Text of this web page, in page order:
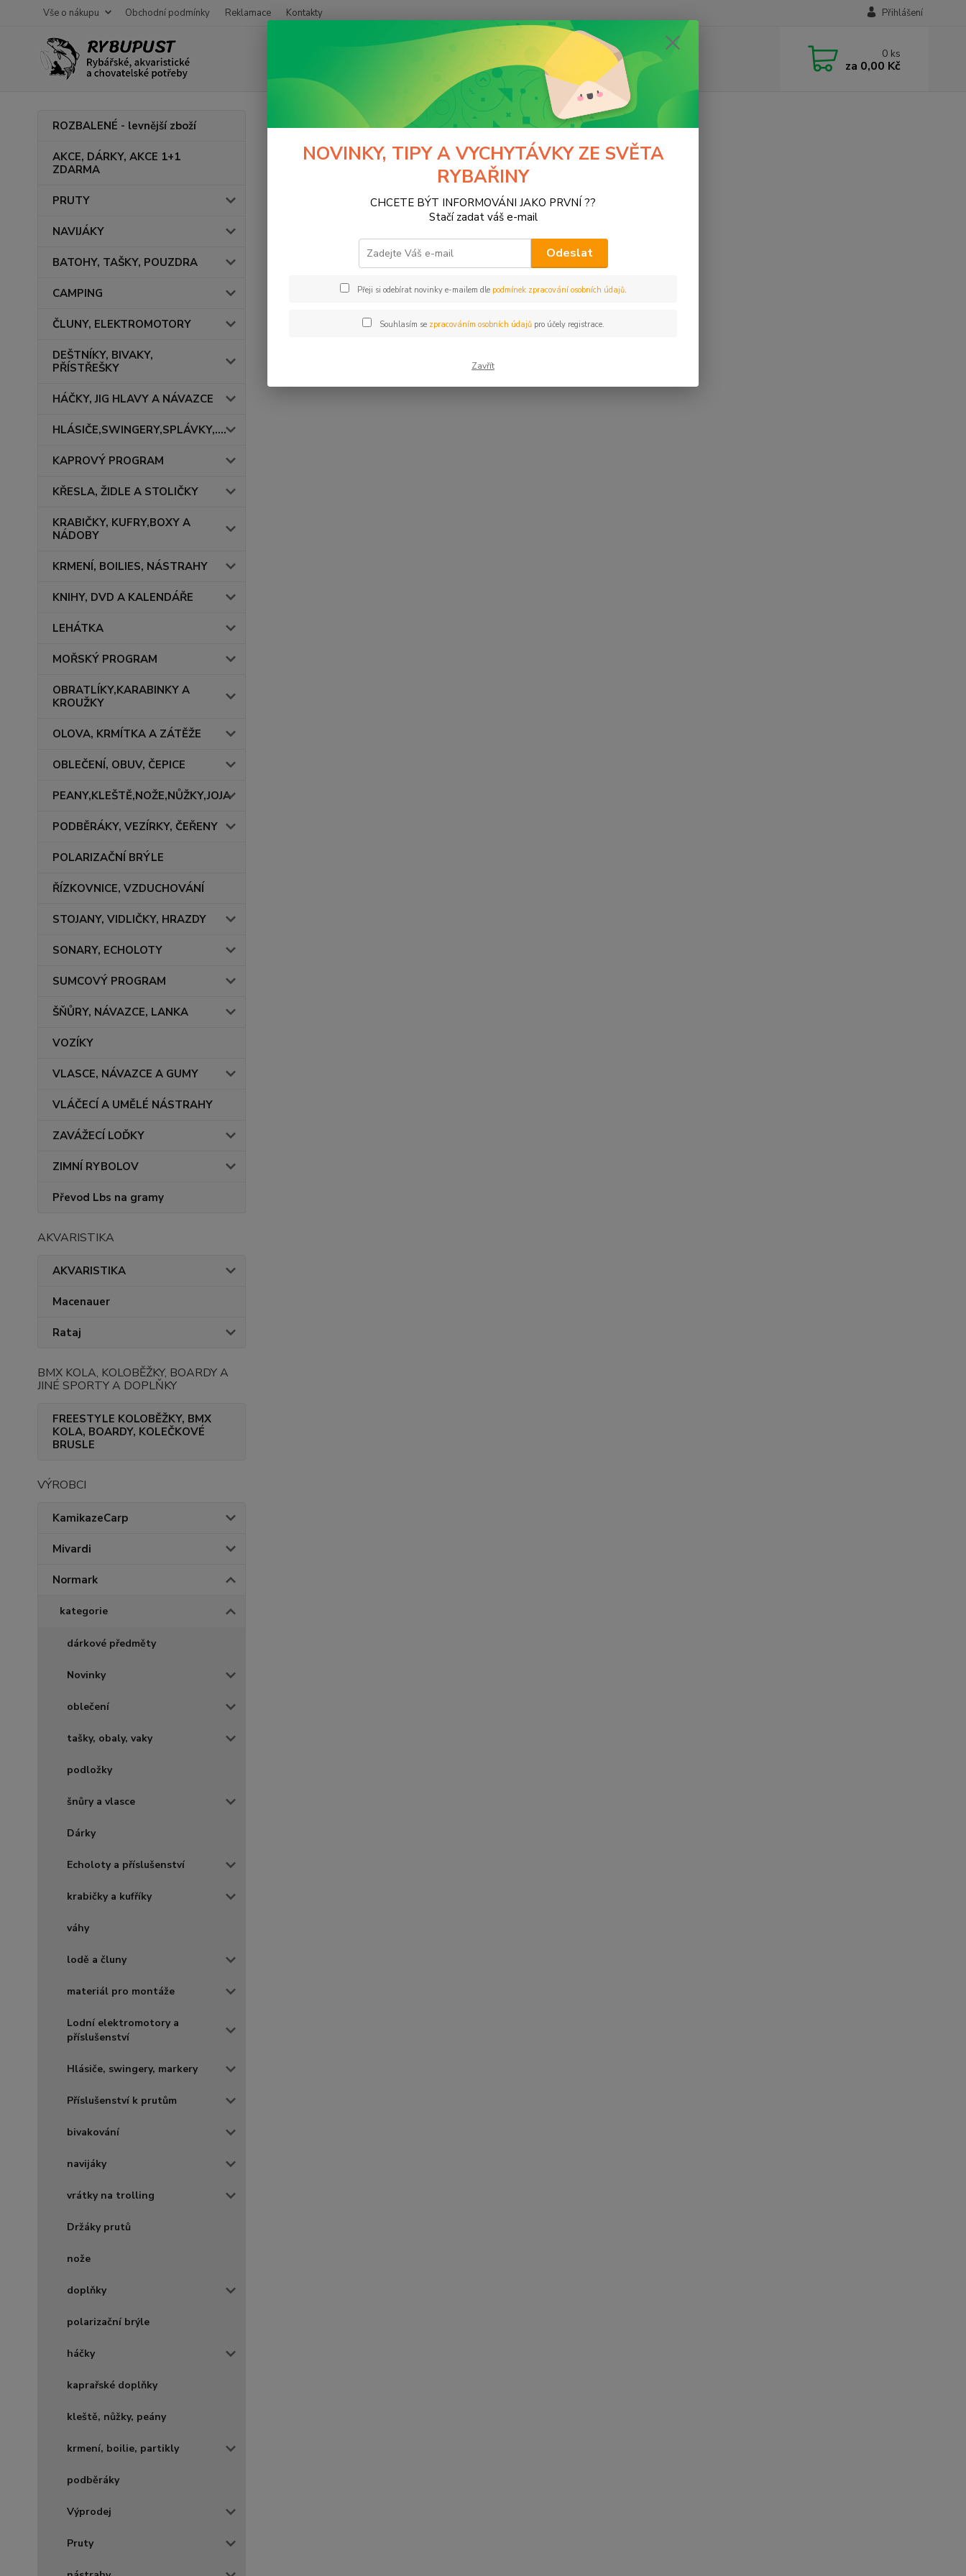
Vše o nákupu Obchodní podmínky Reklamace Kontakty Přihlášení
0 ks
za 0,00 Kč
ROZBALENÉ - levnější zboží
AKCE, DÁRKY, AKCE 1+1
ZDARMA
PRUTY
NAVIJÁKY
BATOHY, TAŠKY, POUZDRA
CAMPING
ČLUNY, ELEKTROMOTORY
DEŠTNÍKY, BIVAKY,
PŘÍSTŘEŠKY
HÁČKY, JIG HLAVY A NÁVAZCE
HLÁSIČE,SWINGERY,SPLÁVKY,....
KAPROVÝ PROGRAM
KŘESLA, ŽIDLE A STOLIČKY
KRABIČKY, KUFRY,BOXY A
NÁDOBY
KRMENÍ, BOILIES, NÁSTRAHY
KNIHY, DVD A KALENDÁŘE
LEHÁTKA
MOŘSKÝ PROGRAM
OBRATLÍKY,KARABINKY A
KROUŽKY
OLOVA, KRMÍTKA A ZÁTĚŽE
OBLEČENÍ, OBUV, ČEPICE
PEANY,KLEŠTĚ,NOŽE,NŮŽKY,JOJA
PODBĚRÁKY, VEZÍRKY, ČEŘENY
POLARIZAČNÍ BRÝLE
ŘÍZKOVNICE, VZDUCHOVÁNÍ
STOJANY, VIDLIČKY, HRAZDY
SONARY, ECHOLOTY
SUMCOVÝ PROGRAM
ŠŇŮRY, NÁVAZCE, LANKA
VOZÍKY
VLASCE, NÁVAZCE A GUMY
VLÁČECÍ A UMĚLÉ NÁSTRAHY
ZAVÁŽECÍ LOĎKY
ZIMNÍ RYBOLOV
Převod Lbs na gramy
AKVARISTIKA
AKVARISTIKA
Macenauer
Rataj
BMX KOLA, KOLOBĚŽKY, BOARDY A
JINÉ SPORTY A DOPLŇKY
FREESTYLE KOLOBĚŽKY, BMX
KOLA, BOARDY, KOLEČKOVÉ
BRUSLE
VÝROBCI
KamikazeCarp
Mivardi
Normark
kategorie
dárkové předměty
Novinky
oblečení
tašky, obaly, vaky
podložky
šnůry a vlasce
Dárky
Echoloty a příslušenství
krabičky a kufříky
váhy
lodě a čluny
materiál pro montáže
Lodní elektromotory a
příslušenství
Hlásiče, swingery, markery
Příslušenství k prutům
bivakování
navijáky
vrátky na trolling
Držáky prutů
nože
doplňky
polarizační brýle
háčky
kaprařské doplňky
kleště, nůžky, peány
krmení, boilie, partikly
podběráky
Výprodej
Pruty
krmení, boilies, nástrahy tekuté atraktory
tekuté atraktory
NOVINKY, TIPY A VYCHYTÁVKY ZE SVĚTA
RYBAŘINY
CHCETE BÝT INFORMOVÁNI JAKO PRVNÍ ??
Stačí zadat váš e-mail
Odeslat
Přeji si odebírat novinky e-mailem dle podmínek zpracování osobních údajů.
Souhlasím se zpracováním osobních údajůpro účely registrace.
Zavřít